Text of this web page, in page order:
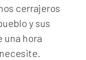
cerrajeros
y sus
una hora